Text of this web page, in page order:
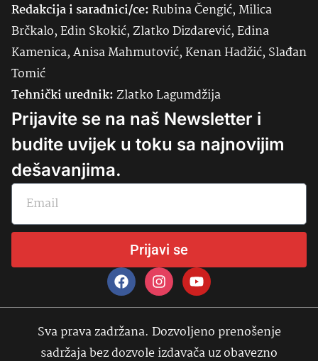
Redakcija i saradnici/ce:Rubina Čengić, Milica
Brčkalo, Edin Skokić, Zlatko Dizdarević, Edina
Kamenica, Anisa Mahmutović, Kenan Hadžić, Slađan
Tomić
Tehnički urednik:Zlatko Lagumdžija
Prijavite se na naš Newsletter i
budite uvijek u toku sa najnovijim
dešavanjima.
Prijavi se
Sva prava zadržana. Dozvoljeno prenošenje
sadržaja bez dozvole izdavača uz obavezno